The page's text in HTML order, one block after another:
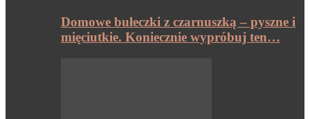
Domowe bułeczki z czarnuszką – pyszne i
mięciutkie. Koniecznie wypróbuj ten…